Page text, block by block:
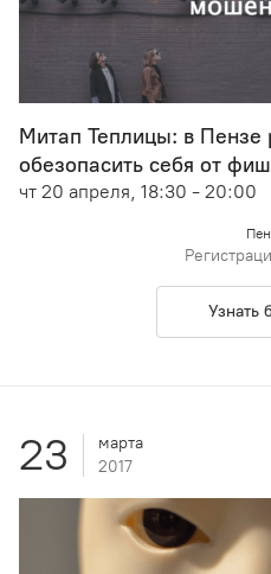
Митап Теплицы: в Пензе
обезопасить себя от
чт 20 апреля, 18:30 - 20:00
Узнать
23
марта
2017